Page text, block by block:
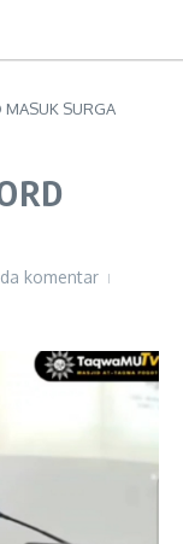
MASUK SURGA
komentar